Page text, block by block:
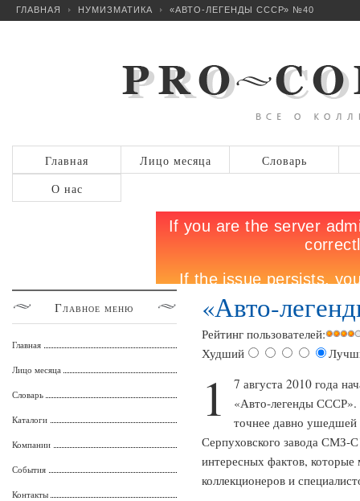
ГЛАВНАЯ НУМИЗМАТИКА «АВТО-ЛЕГЕНДЫ СССР» №40
Главная Лицо месяца
Словарь
О нас
«Авто-
Рейтинг пользователей:
Худший
1
7 августа 2010 года
«Авто-легенды
точнее давно ушедшей
Серпуховского завода СМЗ-
интересных фактов, которые
коллекционеров и
Главное меню
Главная
Лицо месяца
Словарь
Каталоги
Компании
События
Контакты